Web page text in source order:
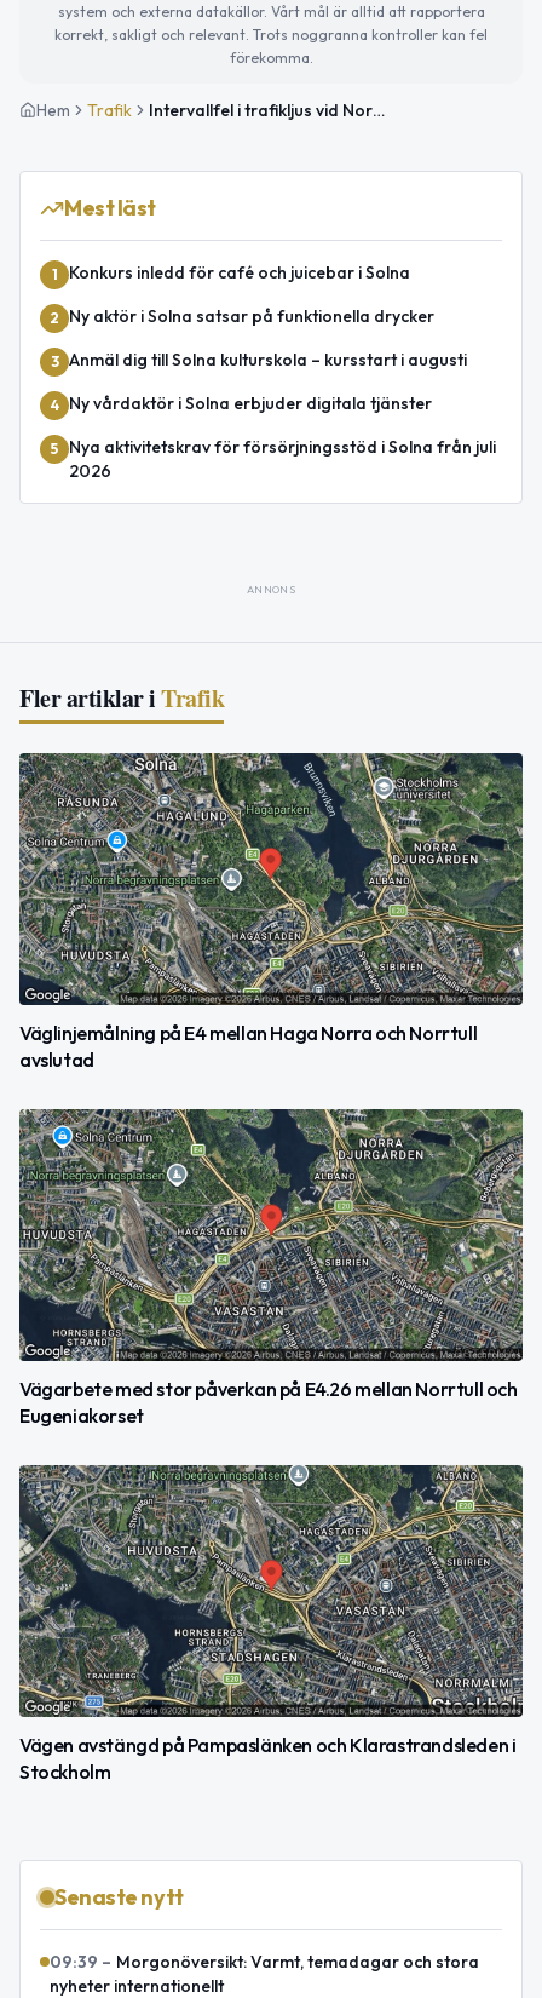
system och externa datakällor. Vårt mål är alltid att rapportera
korrekt, sakligt och relevant. Trots noggranna kontroller kan fel
förekomma.
Hem Trafik Intervallfel i trafikljus vid Norra Länken påverkar trafiken
Mest läst
1 Konkurs inledd för café och juicebar i Solna
2 Ny aktör i Solna satsar på funktionella drycker
3 Anmäl dig till Solna kulturskola – kursstart i augusti
4 Ny vårdaktör i Solna erbjuder digitala tjänster
5
Nya aktivitetskrav för försörjningsstöd i Solna från juli
2026
ANNONS
Fler artiklar iTrafik
Väglinjemålning på E4 mellan Haga Norra och Norrtull
avslutad
Vägarbete med stor påverkan på E4.26 mellan Norrtull och
Eugeniakorset
Vägen avstängd på Pampaslänken och Klarastrandsleden i
Stockholm
Senaste nytt
09:39 – Morgonöversikt: Varmt, temadagar och stora
nyheter internationellt